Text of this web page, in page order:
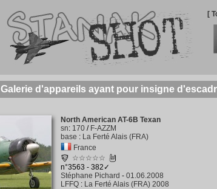
[
Galerie d'appareils ayant pour insigne
North American AT-6B Texan
sn: 170 / F-AZZM
base : La Ferté Alais (FRA)
France
☆☆☆☆☆
n°3563 - 382✓
Stéphane Pichard - 01.06.2008
LFFQ : La Ferté Alais (FRA) 2008